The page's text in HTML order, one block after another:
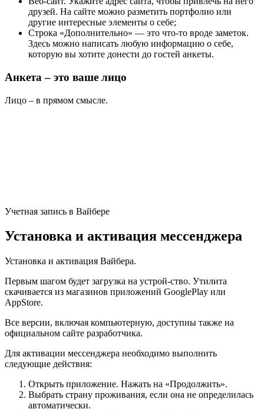
друзей. На сайте можно разметить портфолио или
другие интересные элементы о себе;
Строка «Дополнительно» — это что-то вроде заметок.
Здесь можно написать любую информацию о себе,
которую вы хотите донести до гостей анкеты.
Анкета – это ваше лицо
Лицо – в прямом смысле.
Учетная запись в Вайбере
Установка и активация мессенджера
Установка и активация Вайбера.
Первым шагом будет загрузка на устрой-ство. Утилита
скачивается из магазинов приложений GooglePlay или
AppStore.
Все версии, включая компьютерную, доступны также на
официальном сайте разработчика.
Для активации мессенджера необходимо выполнить
следующие действия:
Открыть приложение. Нажать на «Продолжить».
Выбрать страну проживания, если она не определилась
автоматически.